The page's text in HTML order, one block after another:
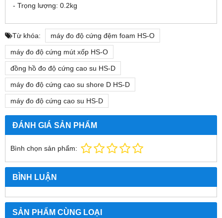
- Trọng lượng: 0.2kg
Từ khóa: máy đo độ cứng đệm foam HS-O
máy đo độ cứng mút xốp HS-O
đồng hồ đo độ cứng cao su HS-D
máy đo độ cứng cao su shore D HS-D
máy đo độ cứng cao su HS-D
ĐÁNH GIÁ SẢN PHẨM
Bình chọn sản phẩm:
BÌNH LUẬN
SẢN PHẨM CÙNG LOẠI